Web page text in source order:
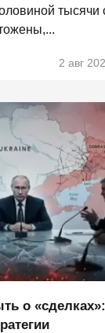
тысячи
2 авг
о